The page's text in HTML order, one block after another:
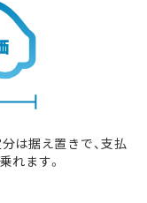
は据え置きで、支払
れます。